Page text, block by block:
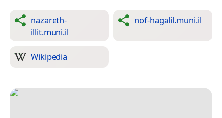
nazareth-
illit.muni.il
nof-hagalil.muni.il
Wikipedia